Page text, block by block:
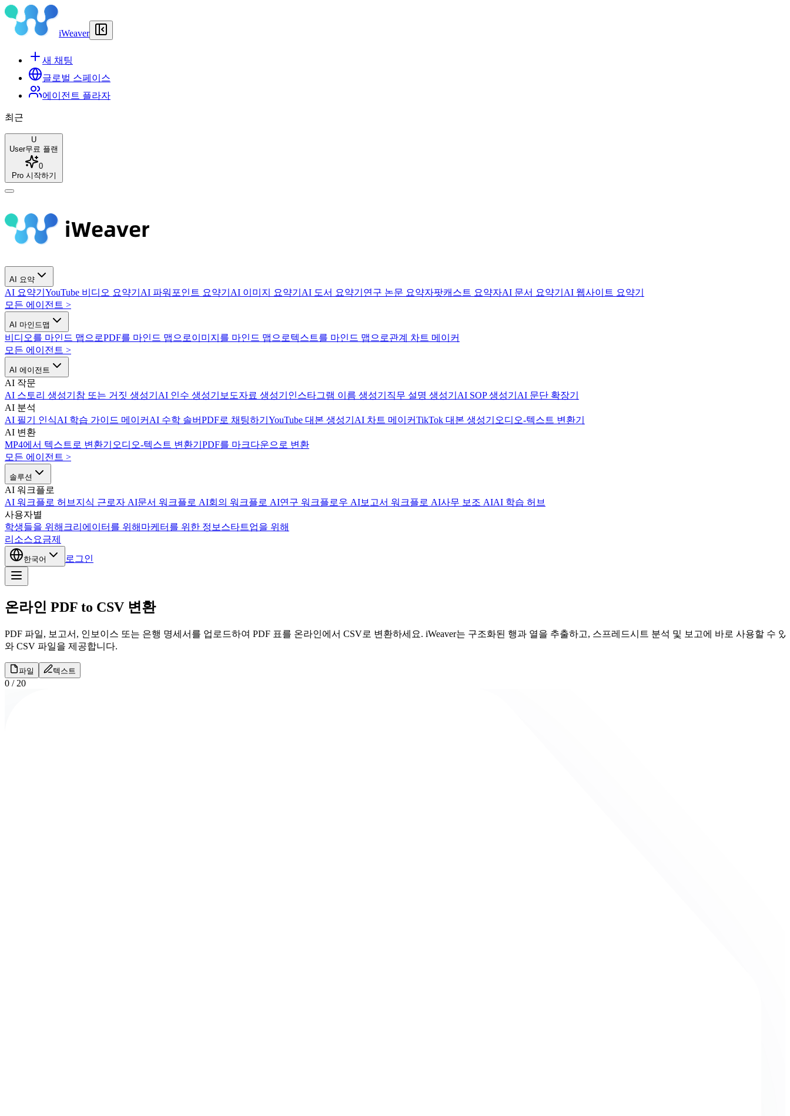
iWeaver
새 채팅
글로벌 스페이스
에이전트 플라자
최근
U
User무료 플랜
0
Pro 시작하기
AI 요약
AI 요약기 YouTube 비디오 요약기 AI 파워포인트 요약기 AI 이미지 요약기 AI 도서 요약기 연구 논문 요약자팟캐스트 요약자AI 문서 요약기 AI 웹사이트 요약기
모든 에이전트 >
AI 마인드맵
비디오를 마인드 맵으로PDF를 마인드 맵으로이미지를 마인드 맵으로텍스트를 마인드 맵으로관계 차트 메이커
모든 에이전트 >
AI 에이전트
AI 작문
AI 스토리 생성기 참 또는 거짓 생성기 AI 인수 생성기 보도자료 생성기 인스타그램 이름 생성기 직무 설명 생성기 AI SOP 생성기 AI 문단 확장기
AI 분석
AI 필기 인식AI 학습 가이드 메이커 AI 수학 솔버PDF로 채팅하기 YouTube 대본 생성기 AI 차트 메이커TikTok 대본 생성기 오디오-텍스트 변환기
AI 변환
MP4에서 텍스트로 변환기 오디오-텍스트 변환기 PDF를 마크다운으로 변환
모든 에이전트 >
솔루션
AI 워크플로
AI 워크플로 허브 지식 근로자 AI문서 워크플로 AI회의 워크플로 AI연구 워크플로우 AI보고서 워크플로 AI사무 보조 AIAI 학습 허브
사용자별
학생들을 위해 크리에이터를 위해 마케터를 위한 정보 스타트업을 위해
리소스요금제
한국어 로그인
온라인 PDF to CSV 변환
PDF 파일, 보고서, 인보이스 또는 은행 명세서를 업로드하여 PDF 표를 온라인에서 CSV로 변환하세요. iWeaver는 구조화된 행과 열을 추출하고, 스프레드시트 분석 및 보고에 바로 사용할 수
와 CSV 파일을 제공합니다.
파일 텍스트
0 / 20